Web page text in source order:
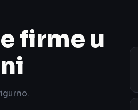
firme u